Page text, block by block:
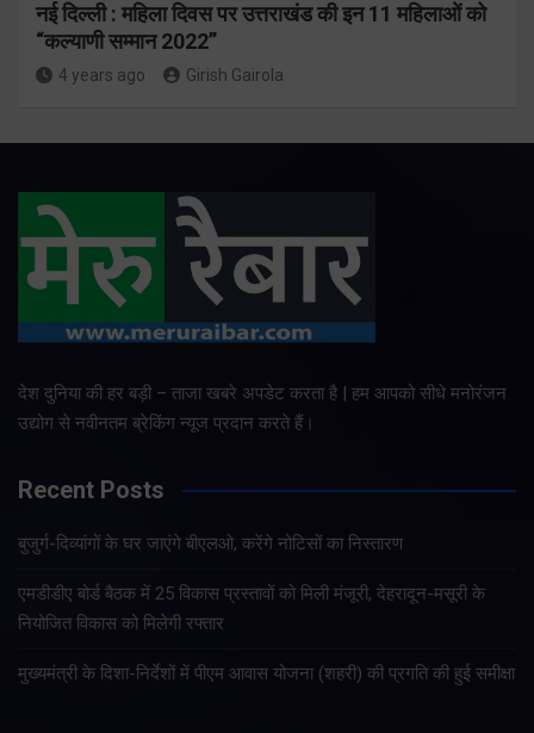
नई दिल्ली : महिला दिवस पर उत्तराखंड की इन 11 महिलाओं को
“कल्याणी सम्मान 2022”
4 years ago Girish Gairola
देश दुनिया की हर बड़ी – ताजा खबरे अपडेट करता है | हम आपको सीधे मनोरंजन
उद्योग से नवीनतम ब्रेकिंग न्यूज प्रदान करते हैं।
Recent Posts
बुजुर्ग-दिव्यांगों के घर जाएंगे बीएलओ, करेंगे नोटिसों का निस्तारण
एमडीडीए बोर्ड बैठक में 25 विकास प्रस्तावों को मिली मंजूरी, देहरादून-मसूरी के
नियोजित विकास को मिलेगी रफ्तार
मुख्यमंत्री के दिशा-निर्देशों में पीएम आवास योजना (शहरी) की प्रगति की हुई समीक्षा